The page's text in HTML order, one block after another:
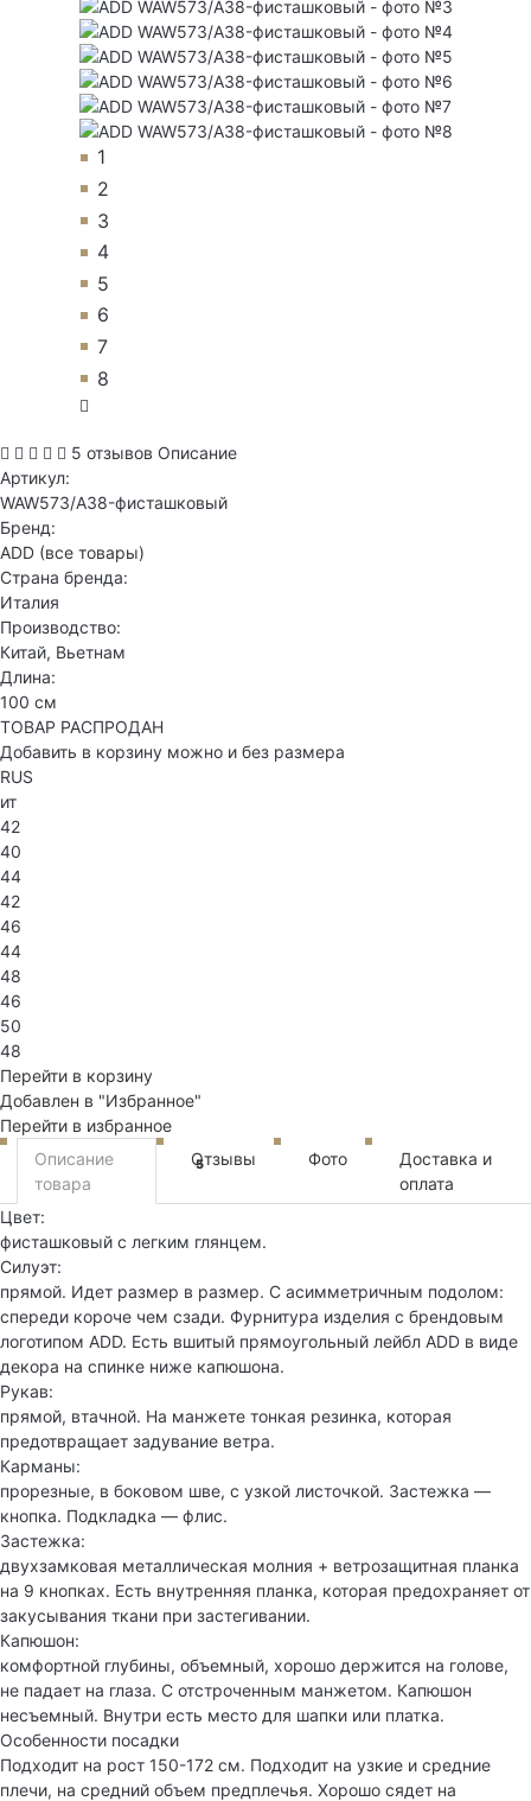
1
2
3
4
5
6
7
8
5 отзывов Описание
Артикул:
WAW573/A38-фисташковый
Бренд:
ADD (все товары)
Страна бренда:
Италия
Производство:
Китай, Вьетнам
Длина:
100 см
ТОВАР РАСПРОДАН
Добавить в корзину можно и без размера
RUS
ит
42
40
44
42
46
44
48
46
50
48
Перейти в корзину
Добавлен в "Избранное"
Перейти в избранное
Описание
товара
Отзывы
5 Фото
Доставка и
оплата
Цвет:
фисташковый с легким глянцем.
Силуэт:
прямой. Идет размер в размер. С асимметричным подолом:
спереди короче чем сзади. Фурнитура изделия с брендовым
логотипом ADD. Есть вшитый прямоугольный лейбл ADD в виде
декора на спинке ниже капюшона.
Рукав:
прямой, втачной. На манжете тонкая резинка, которая
предотвращает задувание ветра.
Карманы:
прорезные, в боковом шве, с узкой листочкой. Застежка —
кнопка. Подкладка — флис.
Застежка:
двухзамковая металлическая молния + ветрозащитная планка
на 9 кнопках. Есть внутренняя планка, которая предохраняет от
закусывания ткани при застегивании.
Капюшон:
комфортной глубины, объемный, хорошо держится на голове,
не падает на глаза. С отстроченным манжетом. Капюшон
несъемный. Внутри есть место для шапки или платка.
Особенности посадки
Подходит на рост 150-172 см. Подходит на узкие и средние
плечи, на средний объем предплечья. Хорошо сядет на